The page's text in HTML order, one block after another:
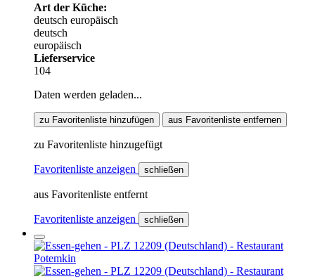
Art der Küche:
deutsch europäisch
deutsch
europäisch
Lieferservice
104
Daten werden geladen...
zu Favoritenliste hinzufügen aus Favoritenliste entfernen
zu Favoritenliste hinzugefügt
Favoritenliste anzeigen schließen
aus Favoritenliste entfernt
Favoritenliste anzeigen schließen